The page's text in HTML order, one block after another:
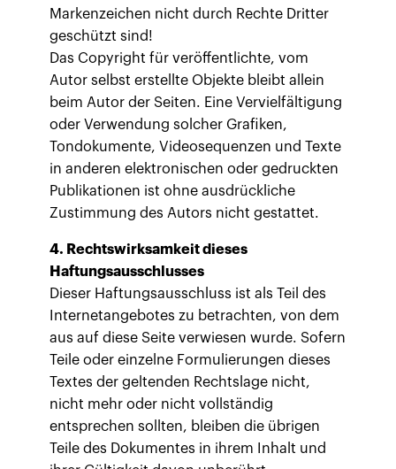
Markenzeichen nicht durch Rechte Dritter
geschützt sind!
Das Copyright für veröffentlichte, vom
Autor selbst erstellte Objekte bleibt allein
beim Autor der Seiten. Eine Vervielfältigung
oder Verwendung solcher Grafiken,
Tondokumente, Videosequenzen und Texte
in anderen elektronischen oder gedruckten
Publikationen ist ohne ausdrückliche
Zustimmung des Autors nicht gestattet.
4. Rechtswirksamkeit dieses
Haftungsausschlusses
Dieser Haftungsausschluss ist als Teil des
Internetangebotes zu betrachten, von dem
aus auf diese Seite verwiesen wurde. Sofern
Teile oder einzelne Formulierungen dieses
Textes der geltenden Rechtslage nicht,
nicht mehr oder nicht vollständig
entsprechen sollten, bleiben die übrigen
Teile des Dokumentes in ihrem Inhalt und